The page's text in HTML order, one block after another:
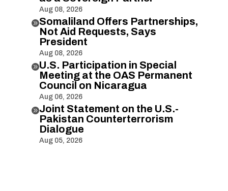
Aug 08, 2026
Somaliland Offers Partnerships,
Not Aid Requests, Says
President
Aug 08, 2026
U.S. Participation in Special
Meeting at the OAS Permanent
Council on Nicaragua
Aug 06, 2026
Joint Statement on the U.S.-
Pakistan Counterterrorism
Dialogue
Aug 05, 2026